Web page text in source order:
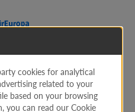
em Voos
cookies for analytical
related to your
based on your browsing
you can read our Cookie